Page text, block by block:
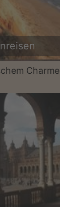
Charme